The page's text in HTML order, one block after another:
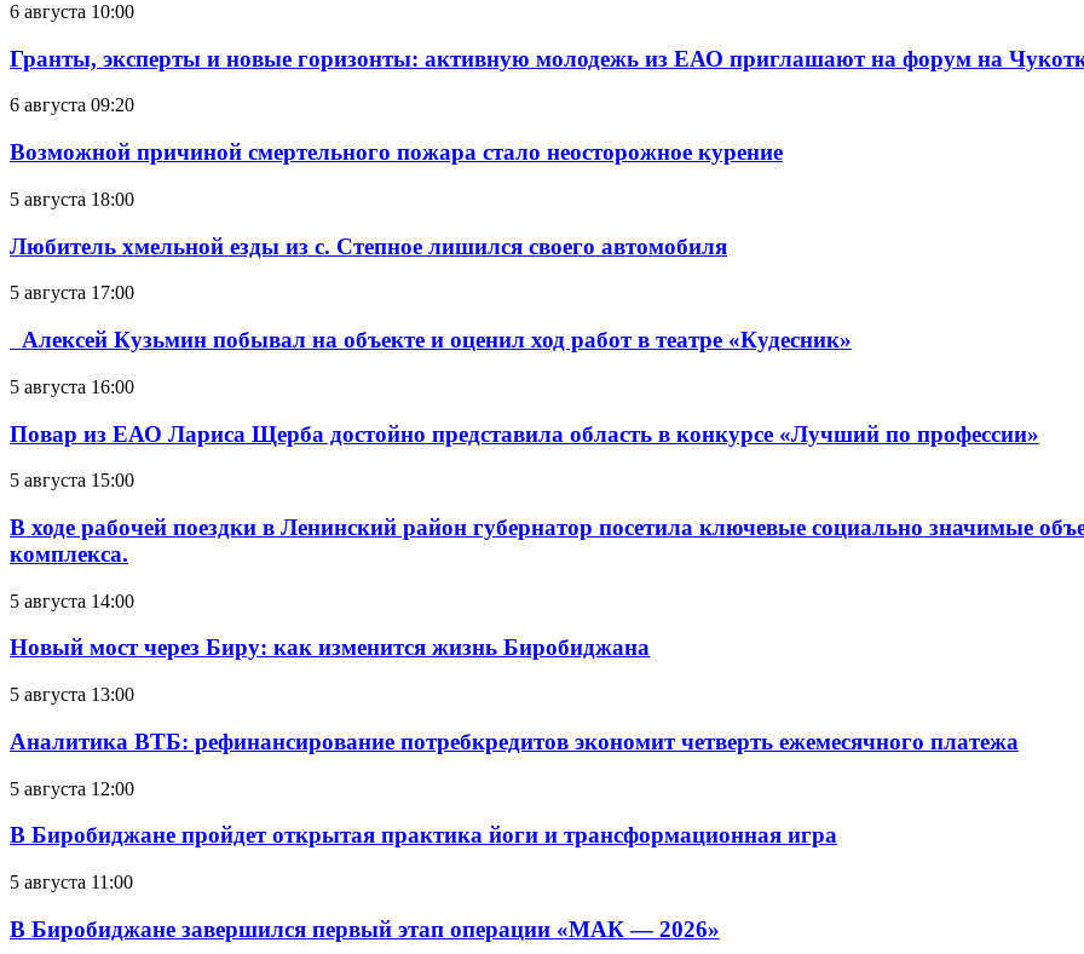
6 августа 10:00
Гранты, эксперты и новые горизонты: активную молодежь из ЕАО приглашают на форум на
6 августа 09:20
Возможной причиной смертельного пожара стало неосторожное курение
5 августа 18:00
Любитель хмельной езды из с. Степное лишился своего автомобиля
5 августа 17:00
Алексей Кузьмин побывал на объекте и оценил ход работ в театре «Кудесник»
5 августа 16:00
Повар из ЕАО Лариса Щерба достойно представила область в конкурсе «Лучший по профессии»
5 августа 15:00
В ходе рабочей поездки в Ленинский район губернатор посетила ключевые социально значимые
комплекса.
5 августа 14:00
Новый мост через Биру: как изменится жизнь Биробиджана
5 августа 13:00
Аналитика ВТБ: рефинансирование потребкредитов экономит четверть ежемесячного платежа
5 августа 12:00
В Биробиджане пройдет открытая практика йоги и трансформационная игра
5 августа 11:00
В Биробиджане завершился первый этап операции «МАК — 2026»